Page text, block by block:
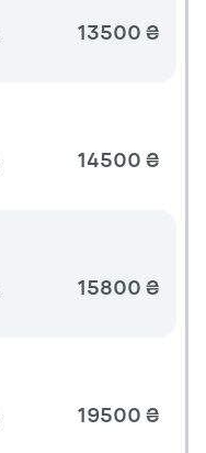
13500 ₴
14500 ₴
15800 ₴
19500 ₴